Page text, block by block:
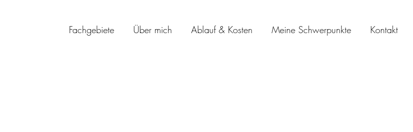
Fachgebiete Über mich Ablauf & Kosten Meine Schwerpunkte Kontakt